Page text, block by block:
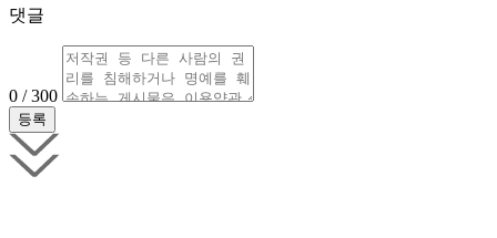
댓글
0 / 300